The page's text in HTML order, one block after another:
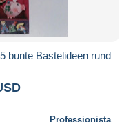
bunte Bastelideen rund
Professionista